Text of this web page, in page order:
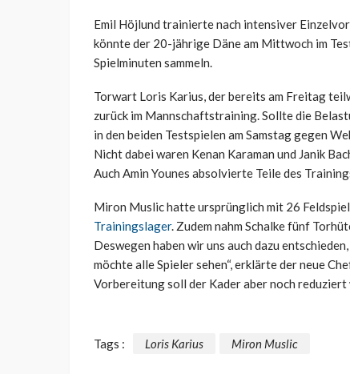
Emil Höjlund trainierte nach intensiver
könnte der 20-jährige Däne am Mittwoch im
Spielminuten sammeln.
Torwart Loris Karius, der bereits am Freitag
zurück im Mannschaftstraining. Sollte die
in den beiden Testspielen am Samstag gegen
Nicht dabei waren Kenan Karaman und Janik
Auch Amin Younes absolvierte Teile des
Miron Muslic hatte ursprünglich mit 26
Trainingslager. Zudem nahm Schalke fünf
Deswegen haben wir uns auch dazu
möchte alle Spieler sehen“, erklärte der neue
Vorbereitung soll der Kader aber noch reduziert
Tags : Loris Karius Miron Muslic